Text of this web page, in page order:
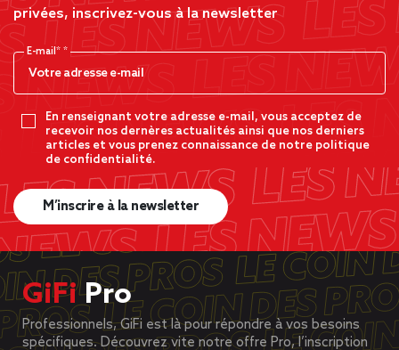
privées, inscrivez-vous à la newsletter
E-mail*
En renseignant votre adresse e-mail, vous acceptez de
recevoir nos dernères actualités ainsi que nos derniers
articles et vous prenez connaissance de notre politique
de confidentialité.
M’inscrire à la newsletter
GiFiPro
Professionnels, GiFi est là pour répondre à vos besoins
spécifiques. Découvrez vite notre offre Pro, l’inscription